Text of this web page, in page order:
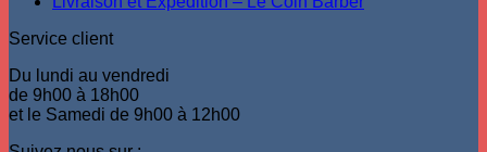
Service client
Du lundi au vendredi
de 9h00 à 18h00
et le Samedi de 9h00 à 12h00